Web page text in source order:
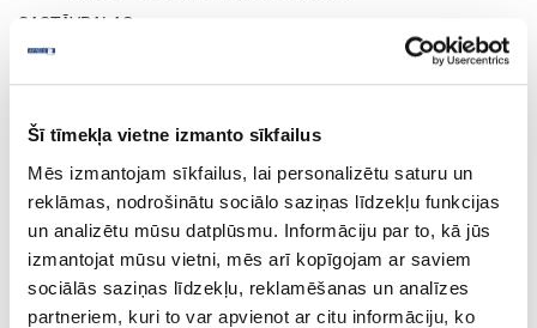
Šī tīmekļa vietne izmanto sīkfailus
Mēs izmantojam sīkfailus, lai personalizētu saturu un
reklāmas, nodrošinātu sociālo saziņas līdzekļu funkcijas
un analizētu mūsu datplūsmu. Informāciju par to, kā jūs
izmantojat mūsu vietni, mēs arī kopīgojam ar saviem
sociālās saziņas līdzekļu, reklamēšanas un analīzes
partneriem, kuri to var apvienot ar citu informāciju, ko
SASTĀVDAĻAS
Uz dabīgo augu eļļu un vasku bāzes (saulespuķu eļļa, sojas eļļa,
saflora eļļa, linsēklu eļļa, karnauba vasks un kandelilla vasks)
balts pigments, sikatīvi (žūšanas piedevas) un ūdeni atgrūdošas
piedevas. Dearomatizēts vaitspirts (nesatur benzolu). Produkts
atbilst ES regulai (2004/42/EK) saskaņā ar GOS saturu maks. 400
g/l (Cat. A/e (2010)).
Precizēta sastāvdaļu deklarācija pieejama pēc pieprasījuma.
PATĒRIŅŠ
1 litrs nosedz apm. 24 m² ar vienu kārtu.